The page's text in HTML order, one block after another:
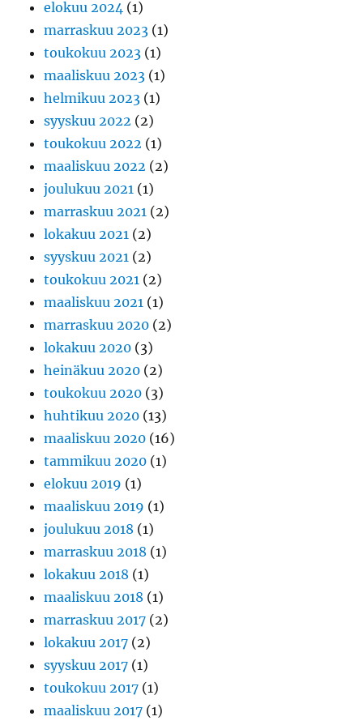
elokuu 2024 (1)
marraskuu 2023 (1)
toukokuu 2023 (1)
maaliskuu 2023 (1)
helmikuu 2023 (1)
syyskuu 2022 (2)
toukokuu 2022 (1)
maaliskuu 2022 (2)
joulukuu 2021 (1)
marraskuu 2021 (2)
lokakuu 2021 (2)
syyskuu 2021 (2)
toukokuu 2021 (2)
maaliskuu 2021 (1)
marraskuu 2020 (2)
lokakuu 2020 (3)
heinäkuu 2020 (2)
toukokuu 2020 (3)
huhtikuu 2020 (13)
maaliskuu 2020 (16)
tammikuu 2020 (1)
elokuu 2019 (1)
maaliskuu 2019 (1)
joulukuu 2018 (1)
marraskuu 2018 (1)
lokakuu 2018 (1)
maaliskuu 2018 (1)
marraskuu 2017 (2)
lokakuu 2017 (2)
syyskuu 2017 (1)
toukokuu 2017 (1)
maaliskuu 2017 (1)